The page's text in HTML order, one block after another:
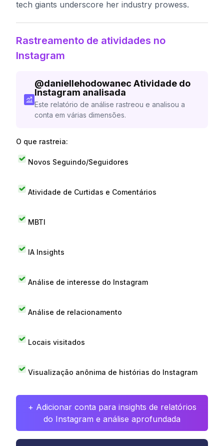
tech giants underscore her industry prowess.
Rastreamento de atividades no
Instagram
@daniellehodowanec Atividade do
Instagram analisada
Este relatório de análise rastreou e analisou a
conta em várias dimensões.
O que rastreia:
Novos Seguindo/Seguidores
Atividade de Curtidas e Comentários
MBTI
IA Insights
Análise de interesse do Instagram
Análise de relacionamento
Locais visitados
Visualização anônima de histórias do Instagram
+ Adicionar conta para insights de relatórios
do Instagram e análise aprofundada